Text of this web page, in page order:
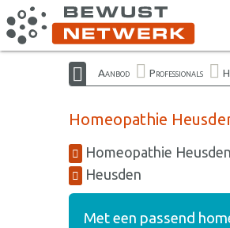
Aanbod Professionals
Homeopathie
Homeopathie Heusden
Heusden
Met een passend